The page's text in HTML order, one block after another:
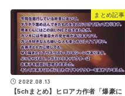
まとめ記事
2022.08.13
【5chまとめ】ヒロアカ作者「爆豪に